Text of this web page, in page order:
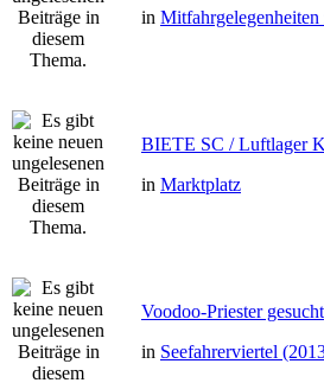
in
BIETE SC / Luftlager
in Marktplatz
Voodoo-Priester gesucht
in Seefahrerviertel